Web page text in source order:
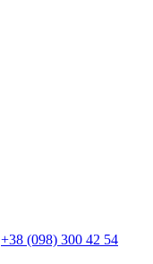
+38 (098) 300 42 54